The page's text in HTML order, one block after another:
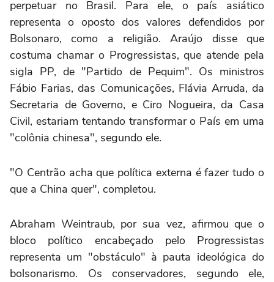
perpetuar no Brasil. Para ele, o país asiático
representa o oposto dos valores defendidos por
Bolsonaro, como a religião. Araújo disse que
costuma chamar o Progressistas, que atende pela
sigla PP, de "Partido de Pequim". Os ministros
Fábio Farias, das Comunicações, Flávia Arruda, da
Secretaria de Governo, e Ciro Nogueira, da Casa
Civil, estariam tentando transformar o País em uma
"colônia chinesa", segundo ele.
"O Centrão acha que política externa é fazer tudo o
que a China quer", completou.
Abraham Weintraub, por sua vez, afirmou que o
bloco político encabeçado pelo Progressistas
representa um "obstáculo" à pauta ideológica do
bolsonarismo. Os conservadores, segundo ele,